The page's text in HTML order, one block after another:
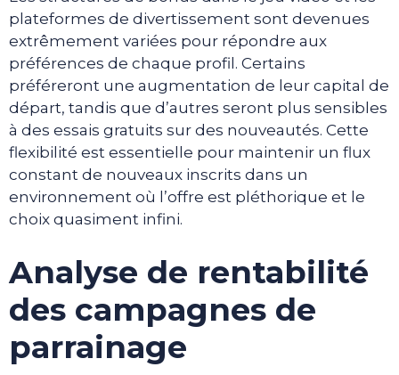
plateformes de divertissement sont devenues
extrêmement variées pour répondre aux
préférences de chaque profil. Certains
préféreront une augmentation de leur capital de
départ, tandis que d’autres seront plus sensibles
à des essais gratuits sur des nouveautés. Cette
flexibilité est essentielle pour maintenir un flux
constant de nouveaux inscrits dans un
environnement où l’offre est pléthorique et le
choix quasiment infini.
Analyse de rentabilité
des campagnes de
parrainage